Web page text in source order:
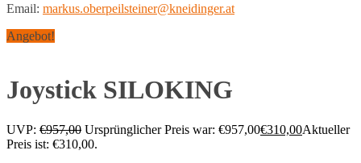
Email: markus.oberpeilsteiner@kneidinger.at
Angebot!
Joystick SILOKING
UVP: €957,00 Ursprünglicher Preis war: €957,00€310,00Aktueller
Preis ist: €310,00.